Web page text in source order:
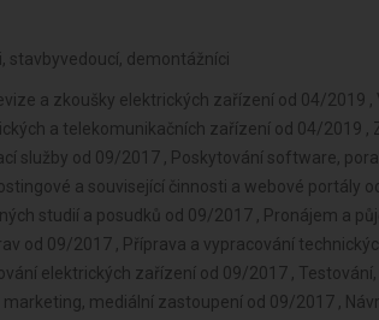
stavbyvedoucí, demontážníci
od 09/2017 , Projektování elektrických zařízení od 09/2017 , Testování, měření, analýzy a kontroly od 09/2017 , Reklamní činnost, marketing, mediální zastoupení od 09/2017 , Návrhářská, designérská, aranžérská činnost a modeling od 09/2017 , Fotografické služby od 09/2017 , Služby v oblasti administrativní správy a služby organizačně hospodářské povahy od 09/2017 , Překladatelská a tlumočnická činnost od 09/2017 , Provozování cestovní agentury a průvodcovská činnost v oblasti cestovního ruchu od 09/2017 , Mimoškolní výchova a vzdělávání, pořádání kurzů, školení, včetně lektorské činnosti od 09/2017 , Provozování kulturních, kulturně-vzdělávacích a zábavních zařízení, pořádání kulturních produkcí, zábav, výstav, veletrhů, přehlídek, prodejních a obdobných akcí od 09/2017 , Poskytování služeb pro zemědělství, zahradnictví, rybníkářství, lesnictví a myslivost od 09/2017 , Provozování tělovýchovných a sportovních zařízení a organizování sportovní činnosti od 09/2017 , Diagnostická, zkušební a poradenská činnost v ochraně rostlin a ošetřování rostlin, rostlinných produktů, objektů a půdy proti škodlivým organismům přípravky na ochranu rostlin nebo biocidními přípravky od 09/2017 , Praní pro domácnost, žehlení, opravy a údržba oděvů, bytového textilu a osobního zboží od 09/2017 , Nakládání s reprodukčním materiálem lesních dřevin od 09/2017 , Opravy a údržba potřeb pro domácnost, předmětů kulturní povahy, výrobků jemné mechaniky, optických přístrojů a měřidel od 09/2017 , Chov zvířat a jejich výcvik (s výjimkou živočišné výroby) od 09/2017 , Poskytování služeb osobního charakteru a pro osobní hygienu od 09/2017 , Úprava nerostů, dobývání rašeliny a bahna od 09/2017 , Výroba, obchod a služby jinde nezařazené od 09/2017 ,